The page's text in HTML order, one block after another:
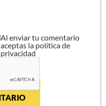
Al enviar tu comentario
aceptas la política de
privacidad